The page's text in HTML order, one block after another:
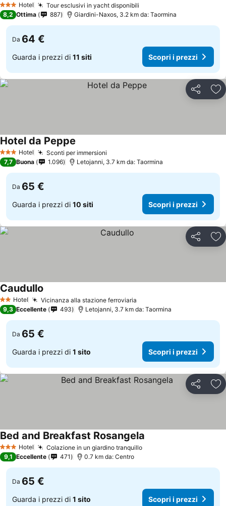
3 StelleHotel Tour esclusivi in yacht disponibili
8,2 Ottima 887 Giardini-Naxos, 3.2 km da: Taormina
Da 64 €
Guarda i prezzi di 11 siti Scopri i prezzi
Condividi
3 StelleHotel Sconti per immersioni
Hotel da Peppe
7,7 Buona 1.096 Letojanni, 3.7 km da: Taormina
Da 65 €
Guarda i prezzi di 10 siti Scopri i prezzi
Condividi
2 StelleHotel Vicinanza alla stazione ferroviaria
Caudullo
9,3 Eccellente 493 Letojanni, 3.7 km da: Taormina
Da 65 €
Guarda i prezzi di 1 sito Scopri i prezzi
Condividi
3 StelleHotel Colazione in un giardino tranquillo
Bed and Breakfast Rosangela
9,1 Eccellente 471 0.7 km da: Centro
Da 65 €
Guarda i prezzi di 1 sito Scopri i prezzi